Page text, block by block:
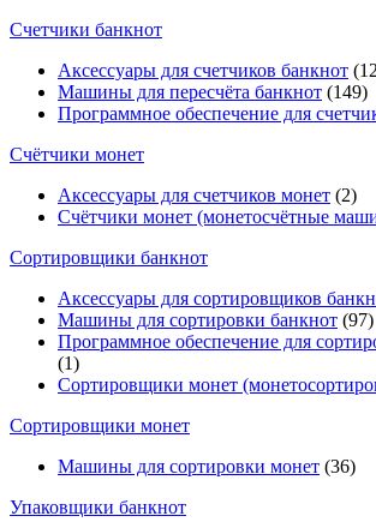
Счетчики банкнот
Аксессуары для счетчиков банкнот
Машины для пересчёта банкнот (149)
Программное обеспечение для
Счётчики монет
Аксессуары для счетчиков монет (2)
Счётчики монет (монетосчётные
Cортировщики банкнот
Аксессуары для сортировщиков
Машины для сортировки банкнот (97)
Программное обеспечение для
(1)
Сортировщики монет
Сортировщики монет
Машины для сортировки монет (36)
Упаковщики банкнот